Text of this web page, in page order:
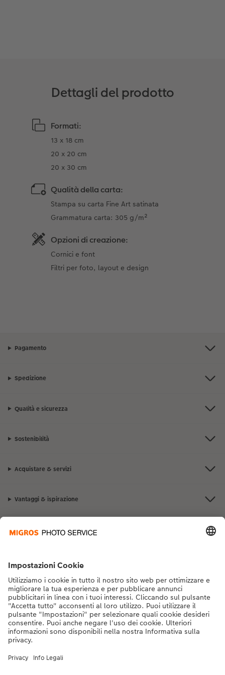
Dettagli del prodotto
Formati:
13 x 18 cm
20 x 20 cm
20 x 30 cm
Qualità della carta:
Stampa su carta Fine Art satinata
Grammatura carta: 305 g/m²
Opzioni di creazione:
Cornici e font
Filtri per foto, layout e design
Pagamento
Spedizione
Qualità e sicurezza
Sostenibilità
Acquistare & servizi
Vantaggi & ispirazione
Contatto & aiuto
Se hai domande sui prodotti o sull'ordine, non esitare a contattarci dal
lunedì alla domenica dalle 9:00 alle 20:00 (esclusi i giorni festivi) al
numero di telefono043 5500 292 dal lunedì alla domenica, dalle 9:00 alle
20:00 (festività escluse)
DE|FR|IT